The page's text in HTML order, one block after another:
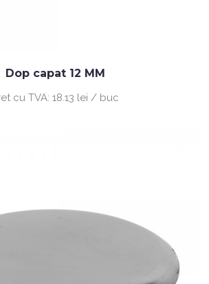
Dop capat 12 MM
cu TVA: 18.13 lei / buc